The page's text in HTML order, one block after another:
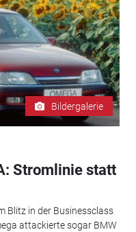
Bildergalerie
Stromlinie statt
Blitz in der Businessclass
attackierte sogar BMW